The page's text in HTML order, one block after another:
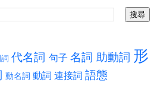
代名詞 句子 名詞 助動詞 形
動名詞 動詞 連接詞 語態